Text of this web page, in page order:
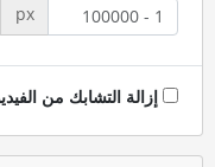
px
إزالة التشابك من